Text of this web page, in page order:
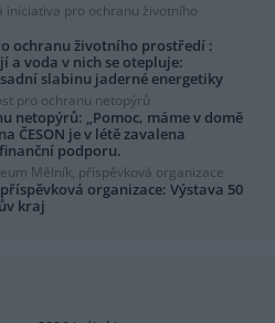
iniciativa pro ochranu životního
ochranu životního prostředí :
a voda v nich se otepluje:
slabinu jaderné energetiky
pro ochranu netopýrů
netopýrů: „Pomoc, máme v domě
ČESON je v létě zavalena
podporu.
Mělník, příspěvková organizace
organizace: Výstava 50
kraj